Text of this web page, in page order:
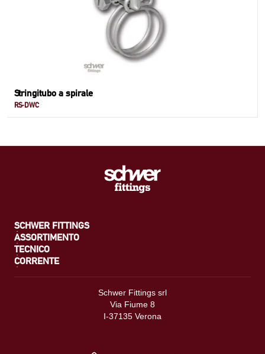
Stringitubo a spirale
RS-DWC
SCHWER FITTINGS
ASSORTIMENTO
TECNICO
CORRENTE
Schwer Fittings srl
Via Fiume 8
I-37135 Verona